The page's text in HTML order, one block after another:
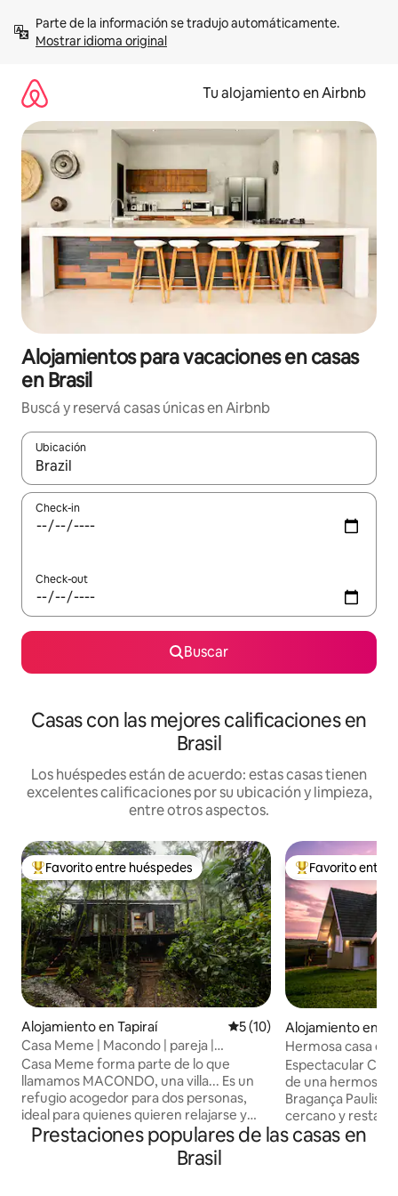
contenidoMostrar idioma original
Tu alojamiento en Airbnb
Alojamientos para vacaciones en casas
en Brasil
Buscá y reservá casas únicas en Airbnb
Ubicación
Cuando los resultados estén disponibles, navegá con las
Check-in
Check-out
Buscar
Casas con las mejores calificaciones en
Brasil
Los huéspedes están de acuerdo: estas casas tienen
excelentes calificaciones por su ubicación y limpieza,
entre otros aspectos.
Favorito entre los huéspedes más destacados
Favorito entre huéspedes
Alojamiento en Tapiraí Calificación promedio: 5 de
5 (10)
Casa Meme | Macondo | pareja |
chimenea | jacuzzi
Casa Meme forma parte de lo que
llamamos MACONDO, una villa... Es un
refugio acogedor para dos personas,
ideal para quienes quieren relajarse y
pasar unos días rodeados por la
naturaleza del Bosque Atlántico. Con su
diseño abierto y su ambiente acogedor,
Favorito entre
Favorito entre
Alojamiento en
Hermosa casa
Espectacular
de una hermosa
Bragança Paulista y
cercano y
domicilio. Lago
Prestaciones populares de las casas en
Brasil